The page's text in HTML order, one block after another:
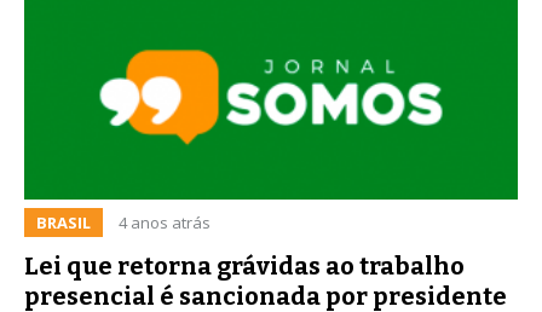
BRASIL 4 anos atrás
Lei que retorna grávidas ao trabalho
presencial é sancionada por presidente